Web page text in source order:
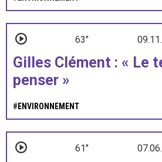
63"
Gilles Clément : « Le
penser »
# ENVIRONNEMENT
61"